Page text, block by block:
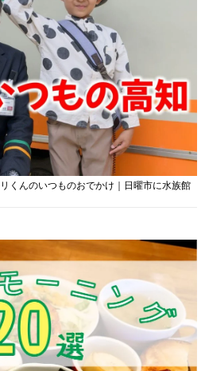
くんのいつものおでかけ｜日曜市に水族館